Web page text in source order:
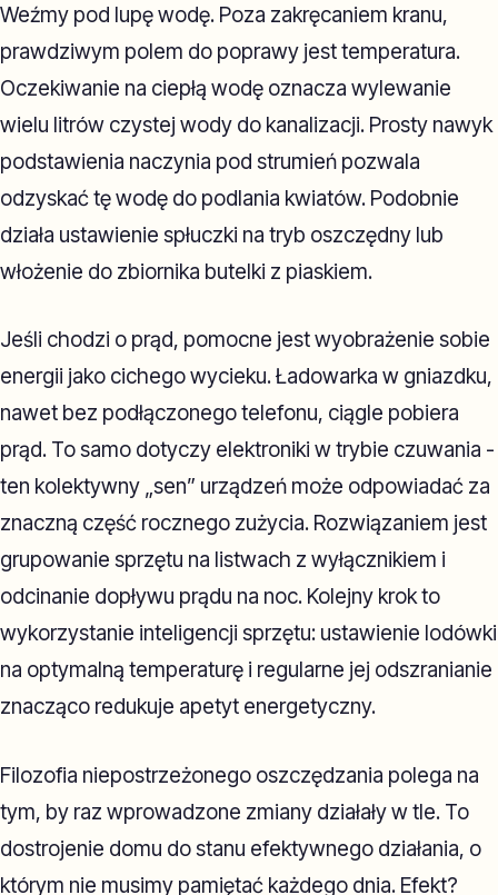
Weźmy pod lupę wodę. Poza zakręcaniem kranu,
prawdziwym polem do poprawy jest temperatura.
Oczekiwanie na ciepłą wodę oznacza wylewanie
wielu litrów czystej wody do kanalizacji. Prosty nawyk
podstawienia naczynia pod strumień pozwala
odzyskać tę wodę do podlania kwiatów. Podobnie
działa ustawienie spłuczki na tryb oszczędny lub
włożenie do zbiornika butelki z piaskiem.
Jeśli chodzi o prąd, pomocne jest wyobrażenie sobie
energii jako cichego wycieku. Ładowarka w gniazdku,
nawet bez podłączonego telefonu, ciągle pobiera
prąd. To samo dotyczy elektroniki w trybie czuwania -
ten kolektywny „sen” urządzeń może odpowiadać za
znaczną część rocznego zużycia. Rozwiązaniem jest
grupowanie sprzętu na listwach z wyłącznikiem i
odcinanie dopływu prądu na noc. Kolejny krok to
wykorzystanie inteligencji sprzętu: ustawienie lodówki
na optymalną temperaturę i regularne jej odszranianie
znacząco redukuje apetyt energetyczny.
Filozofia niepostrzeżonego oszczędzania polega na
tym, by raz wprowadzone zmiany działały w tle. To
dostrojenie domu do stanu efektywnego działania, o
którym nie musimy pamiętać każdego dnia. Efekt?